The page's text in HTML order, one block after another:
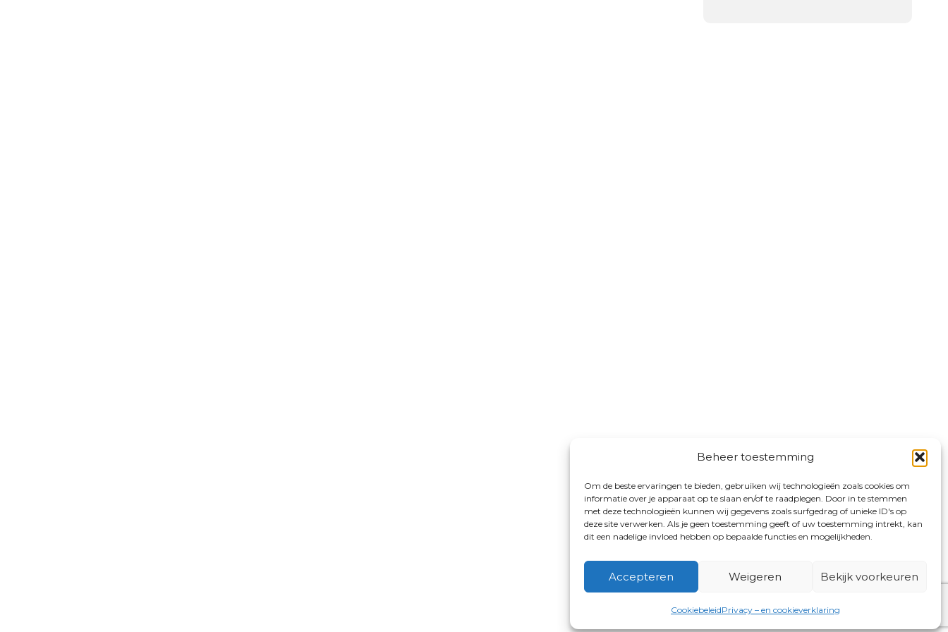
Beheer toestemming
Om de beste ervaringen te bieden, gebruiken wij technologieën zoals cookies om
informatie over je apparaat op te slaan en/of te raadplegen. Door in te stemmen
met deze technologieën kunnen wij gegevens zoals surfgedrag of unieke ID's op
deze site verwerken. Als je geen toestemming geeft of uw toestemming intrekt, kan
dit een nadelige invloed hebben op bepaalde functies en mogelijkheden.
Accepteren Weigeren Bekijk voorkeuren
CookiebeleidPrivacy – en cookieverklaring